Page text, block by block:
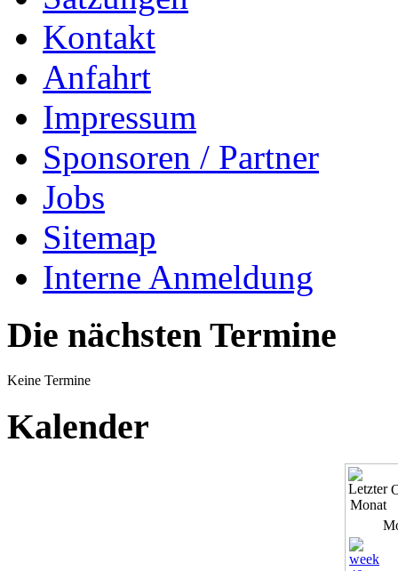
Kontakt
Anfahrt
Impressum
Sponsoren / Partner
Jobs
Sitemap
Interne Anmeldung
Die nächsten Termine
Keine Termine
Kalender